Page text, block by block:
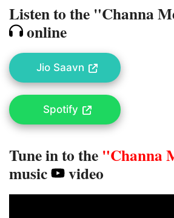
Listen to the "Channa
online
Jio Saavn
Spotify
Tune in to the "Channa
music video